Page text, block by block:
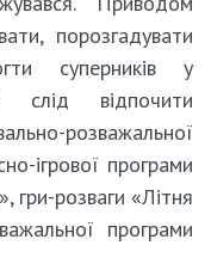
порозгадувати
суперників у
відпочити
розважальної
ігрової програми
гри-розваги «Літня
програми